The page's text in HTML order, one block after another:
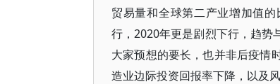
贸易量和全球第二产业增加值
行，2020年更是剧烈下行，趋势
大家预想的要长，也并非后疫情
造业边际投资回报率下降，以及